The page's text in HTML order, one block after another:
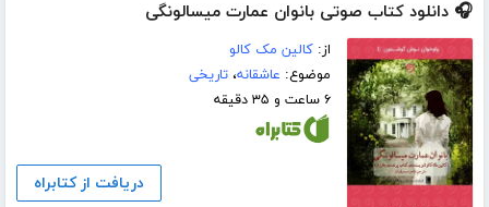
🎧 دانلود کتاب صوتی بانوان عمارت میسالونگی
از:کالین مک کالو
موضوع: عاشقانه،تاریخی
۶ ساعت و ۳۵ دقیقه
دریافت از کتابراه